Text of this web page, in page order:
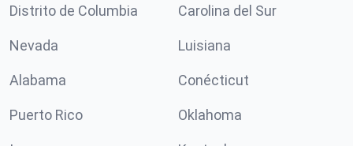
Distrito de Columbia Carolina del Sur
Nevada Luisiana
Alabama Conécticut
Puerto Rico Oklahoma